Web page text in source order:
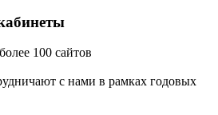
100 сайтов
с нами в рамках годовых